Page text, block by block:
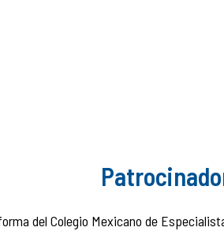
del Colegio Mexicano de